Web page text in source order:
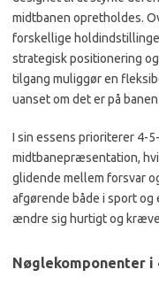
midtbanen opretholdes.
forskellige
strategisk positionering
tilgang muliggør en
uanset om det er på
I sin essens prioriterer 4-
midtbanepræsentation,
glidende mellem forsvar
afgørende både i sport
ændre sig hurtigt og
Nøglekomponenter